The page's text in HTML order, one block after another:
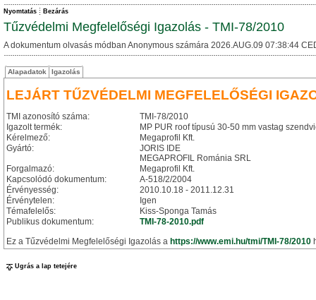
Nyomtatás Bezárás
Tűzvédelmi Megfelelőségi Igazolás - TMI-78/2010
A dokumentum olvasás módban Anonymous számára 2026.AUG.09 07:38:44
Alapadatok Igazolás
LEJÁRT TŰZVÉDELMI MEGFELELŐSÉGI
TMI azonosító száma:
TMI-78/2010
Igazolt termék:
MP PUR roof típusú 30-50 mm vastag
Kérelmező:
Megaprofil Kft.
Gyártó:
JORIS IDE
MEGAPROFIL Románia SRL
Forgalmazó:
Megaprofil Kft.
Kapcsolódó dokumentum:
A-518/2/2004
Érvényesség:
2010.10.18 - 2011.12.31
Érvénytelen:
Igen
Témafelelős:
Kiss-Sponga Tamás
Publikus dokumentum:
TMI-78-2010.pdf
Ez a Tűzvédelmi Megfelelőségi Igazolás a https://www.emi.hu/tmi/TMI-78/2010
Ugrás a lap tetejére